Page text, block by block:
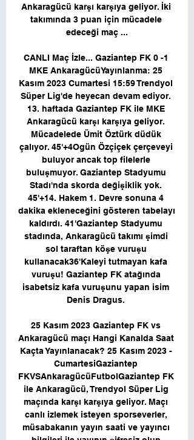
Ankaragücü karşı karşıya geliyor. İki
takımında 3 puan için mücadele
edeceği maç ...
CANLI Maç İzle... Gaziantep FK 0 -1
MKE AnkaragücüYayınlanma: 25
Kasım 2023 Cumartesi 15:59 Trendyol
Süper Lig'de heyecan devam ediyor.
13. haftada Gaziantep FK ile MKE
Ankaragücü karşı karşıya geliyor.
Mücadelede Ümit Öztürk düdük
çalıyor. 45'+4Ogün Özçiçek çerçeveyi
buluyor ancak top filelerle
buluşmuyor. Gaziantep Stadyumu
Stadı'nda skorda değişiklik yok.
45'+14. Hakem 1. Devre sonuna 4
dakika ekleneceğini gösteren tabelayı
kaldırdı. 41'Gaziantep Stadyumu
stadında, Ankaragücü takımı şimdi
sol taraftan köşe vuruşu
kullanacak36'Kaleyi tutmayan kafa
vuruşu! Gaziantep FK atağında
isabetsiz kafa vuruşunu yapan isim
Denis Dragus.
25 Kasım 2023 Gaziantep FK vs
Ankaragücü maçı Hangi Kanalda Saat
Kaçta Yayınlanacak? 25 Kasım 2023 -
CumartesiGaziantep
FKVSAnkaragücüFutbolGaziantep FK
ile Ankaragücü, Trendyol Süper Lig
maçında karşı karşıya geliyor. Maçı
canlı izlemek isteyen sporseverler,
müsabakanın yayın saati ve yayıncı